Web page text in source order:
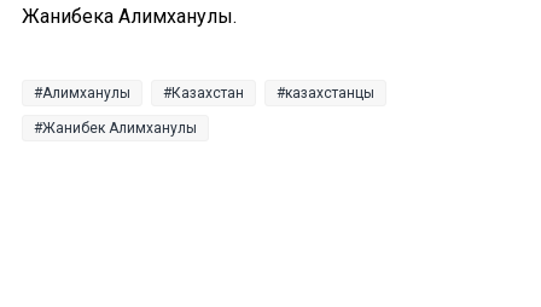
Жанибека Алимханулы.
Алимханулы Казахстан казахстанцы
Жанибек Алимханулы